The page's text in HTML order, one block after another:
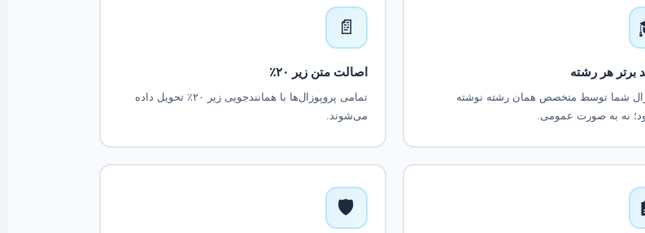
برتر هر رشته
شما توسط متخصص همان رشته نوشته
نه به صورت عمومی.
📄
اصالت متن زیر ۲۰٪
تمامی پروپوزال‌ها با همانندجویی زیر ۲۰٪ تحویل داده
می‌شوند.
🛡️